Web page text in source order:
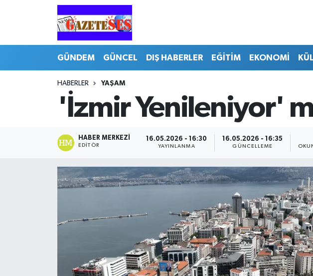
GÜNDEM GÜNCEL DIŞ HABERLER EĞİTİM EKONOMİ
HABERLER YAŞAM
'İzmir Yenileniyor'
HABER MERKEZI
EDITÖR
16.05.2026 - 16:30
YAYINLANMA
16.05.2026 - 16:35
GÜNCELLEME